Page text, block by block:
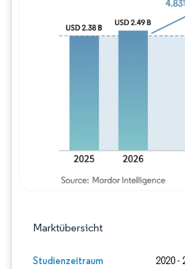
Marktübersicht
Studienzeitraum 2020 -